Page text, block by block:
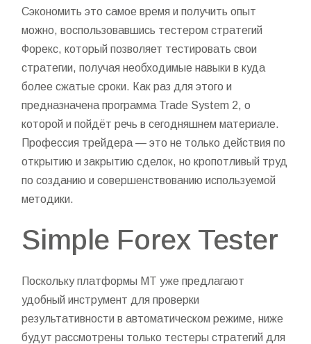
Сэкономить это самое время и получить опыт
можно, воспользовавшись тестером стратегий
Форекс, который позволяет тестировать свои
стратегии, получая необходимые навыки в куда
более сжатые сроки. Как раз для этого и
предназначена программа Trade System 2, о
которой и пойдёт речь в сегодняшнем материале.
Профессия трейдера — это не только действия по
открытию и закрытию сделок, но кропотливый труд
по созданию и совершенствованию используемой
методики.
Simple Forex Tester
Поскольку платформы MT уже предлагают
удобный инструмент для проверки
результативности в автоматическом режиме, ниже
будут рассмотрены только тестеры стратегий для